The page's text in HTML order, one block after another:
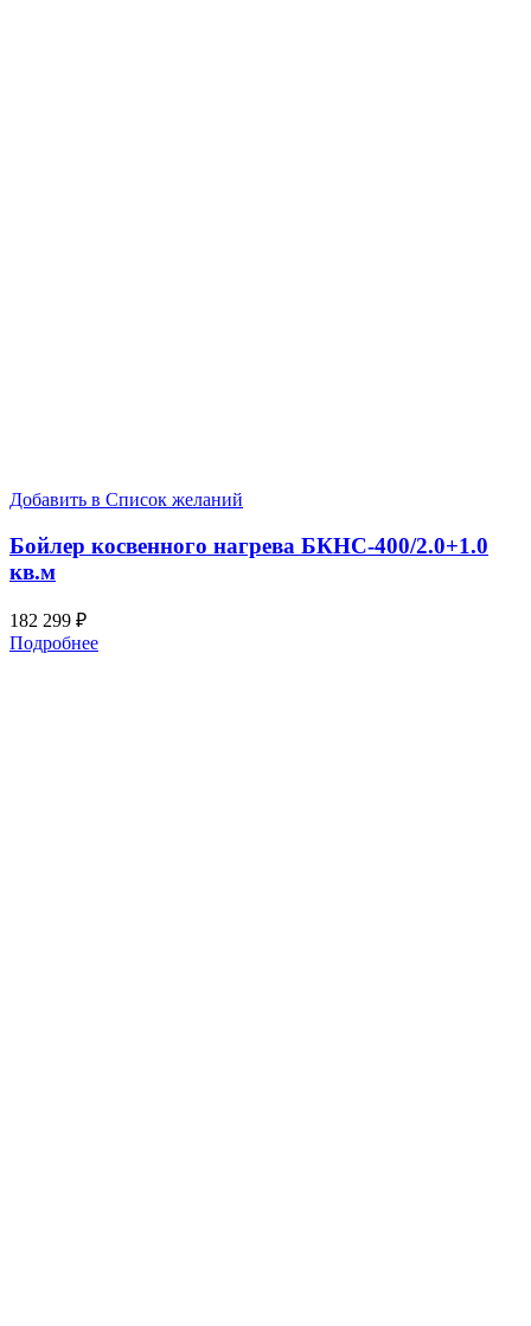
Добавить в Список желаний
Бойлер косвенного нагрева БКНС-400/2.0+1.0
кв.м
182 299 ₽
Подробнее